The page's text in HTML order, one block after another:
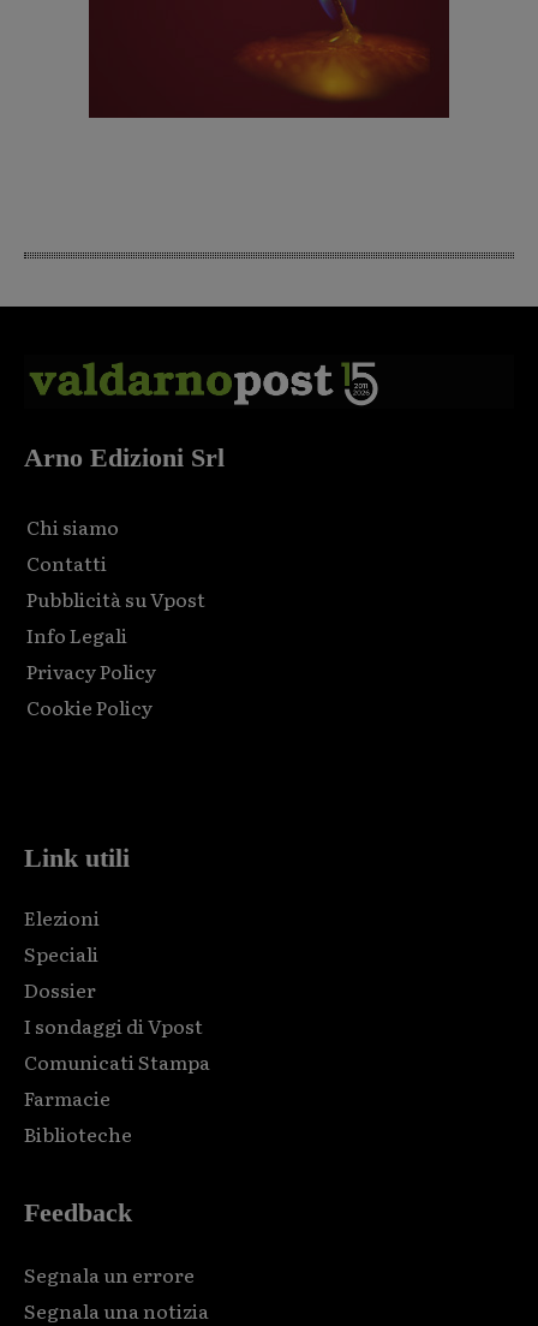
Arno Edizioni Srl
Chi siamo
Contatti
Pubblicità su Vpost
Info Legali
Privacy Policy
Cookie Policy
Link utili
Elezioni
Speciali
Dossier
I sondaggi di Vpost
Comunicati Stampa
Farmacie
Biblioteche
Feedback
Segnala un errore
Segnala una notizia